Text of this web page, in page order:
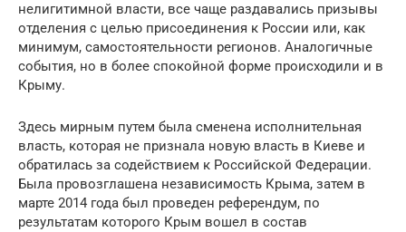
нелигитимной власти, все чаще раздавались призывы
отделения с целью присоединения к России или, как
минимум, самостоятельности регионов. Аналогичные
события, но в более спокойной форме происходили и в
Крыму.
Здесь мирным путем была сменена исполнительная
власть, которая не признала новую власть в Киеве и
обратилась за содействием к Российской Федерации.
Была провозглашена независимость Крыма, затем в
марте 2014 года был проведен референдум, по
результатам которого Крым вошел в состав